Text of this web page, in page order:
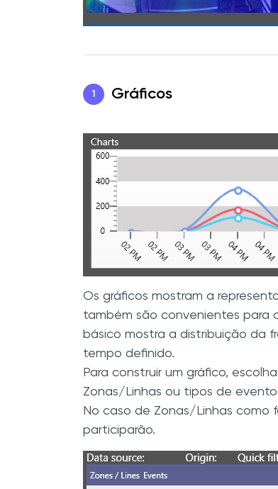
1 Gráficos
Os gráficos mostram a
também são convenientes para
básico mostra a distribuição da
tempo definido.
Para construir um gráfico,
Zonas/Linhas ou tipos de
No caso de Zonas/Linhas como
participarão.